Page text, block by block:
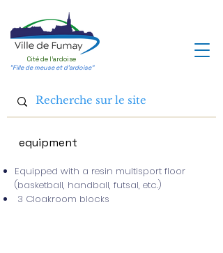
Cité de l'ardoise
"Fille de meuse et d'ardoise"
equipment
Equipped with a resin multisport floor
(basketball, handball, futsal, etc.)
3 Cloakroom blocks